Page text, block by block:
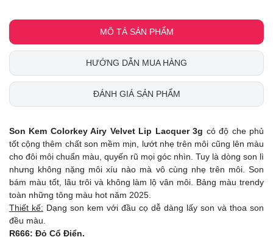
MÔ TẢ SẢN PHẨM
HƯỚNG DẪN MUA HÀNG
ĐÁNH GIÁ SẢN PHẨM
Son Kem Colorkey Airy Velvet Lip Lacquer 3g có độ che phủ
tốt cộng thêm chất son mềm mịn, lướt nhẹ trên môi cũng lên màu
cho đôi môi chuẩn màu, quyến rũ mọi góc nhìn. Tuy là dòng son lì
nhưng không nặng môi xíu nào mà vô cùng nhẹ trên môi. Son
bám màu tốt, lâu trôi và không làm lộ vân môi. Bảng màu trendy
toàn những tông màu hot năm 2025.
Thiết kế: Dạng son kem với đầu cọ dễ dàng lấy son và thoa son
đều màu.
R666: Đỏ Cổ Điển.